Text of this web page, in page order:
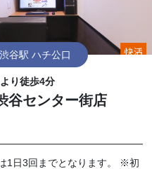
渋谷駅 ハチ公口
り徒歩4分
谷センター街店
1日3回までとなります。 ※初